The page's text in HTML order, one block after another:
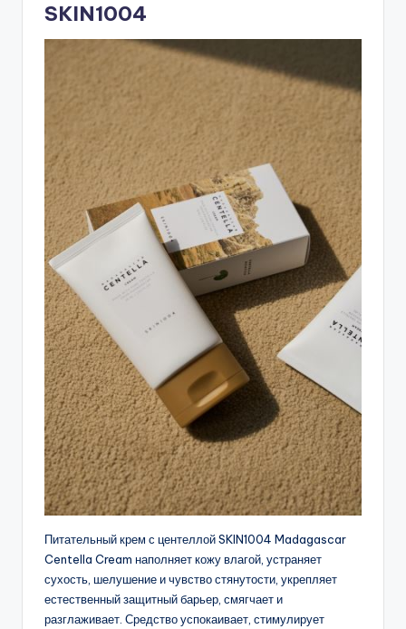
SKIN1004
Питательный крем с центеллой SKIN1004 Madagascar
Centella Cream наполняет кожу влагой, устраняет
сухость, шелушение и чувство стянутости, укрепляет
естественный защитный барьер, смягчает и
разглаживает. Средство успокаивает, стимулирует